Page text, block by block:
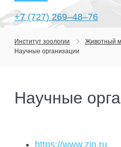
+7 (727) 269‒48‒76
ГЛАВНАЯ
ЦЕЛИ И ЗАДАЧИ
ПОДРАЗДЕЛЕНИЯ
НАУЧНО-
ТЕКУЩИЕ ПРОЕКТЫ
Институт зоологии Животный
Научные организации
Научные
https://www.zin.ru